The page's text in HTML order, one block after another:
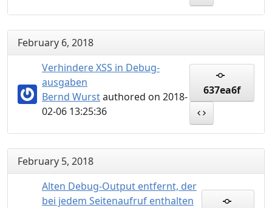
February 6, 2018
Verhindere XSS in Debug-
ausgaben
Bernd Wurstauthored on 2018-
02-06 13:25:36
637ea6f
February 5, 2018
Alten Debug-Output entfernt, der
bei jedem Seitenaufruf enthalten